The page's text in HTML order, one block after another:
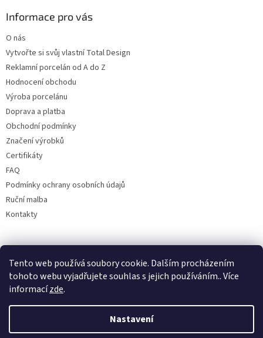
Tento web používá soubory cookie. Dalším procházením
tohoto webu vyjadřujete souhlas s jejich používáním.. Více
informacízde.
Nastavení
Informace pro vás
O nás
Vytvořte si svůj vlastní Total Design
Reklamní porcelán od A do Z
Hodnocení obchodu
Výroba porcelánu
Doprava a platba
Obchodní podmínky
Značení výrobků
Certifikáty
FAQ
Podmínky ochrany osobních údajů
Ruční malba
Kontakty
Facebook